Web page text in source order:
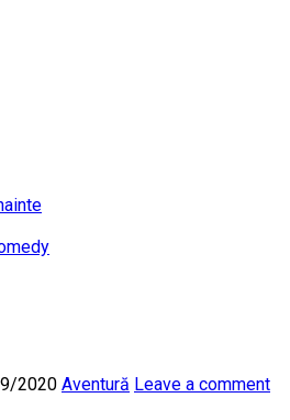
2020 Aventură Leave a comment